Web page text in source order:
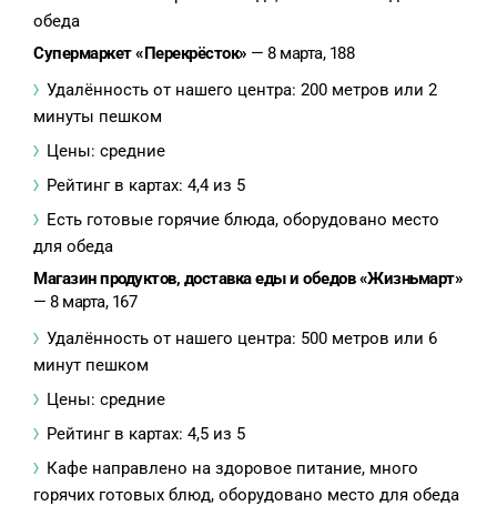
обеда
Супермаркет «Перекрёсток» — 8 марта, 188
Удалённость от нашего центра: 200 метров или 2
минуты пешком
Цены: средние
Рейтинг в картах: 4,4 из 5
Есть готовые горячие блюда, оборудовано место
для обеда
Магазин продуктов, доставка еды и обедов «Жизньмарт»
— 8 марта, 167
Удалённость от нашего центра: 500 метров или 6
минут пешком
Цены: средние
Рейтинг в картах: 4,5 из 5
Кафе направлено на здоровое питание, много
горячих готовых блюд, оборудовано место для обеда